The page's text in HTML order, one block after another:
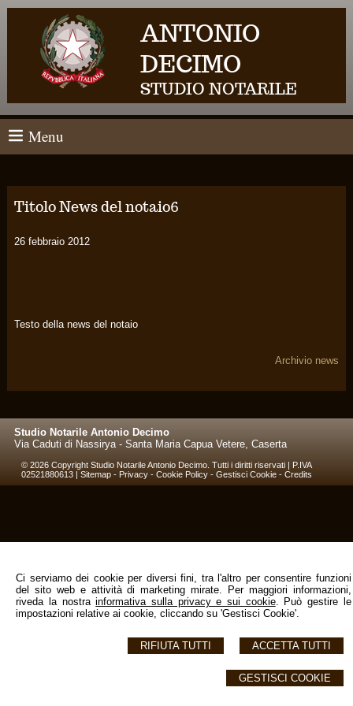
Ci serviamo dei cookie per diversi fini, tra l'altro per consentire funzioni
del sito web e attività di marketing mirate. Per maggiori informazioni,
riveda la nostrainformativa sulla privacy e sui cookie. Può gestire le
impostazioni relative ai cookie, cliccando su 'Gestisci Cookie'.
ACCETTA TUTTI
RIFIUTA TUTTI
GESTISCI COOKIE
ANTONIO
DECIMO
STUDIO NOTARILE
Menu
Titolo News del notaio6
26 febbraio 2012
Testo della news del notaio
Archivio news
Studio Notarile Antonio Decimo
Via Caduti di Nassirya - Santa Maria Capua Vetere, Caserta
© 2026 Copyright Studio Notarile Antonio Decimo. Tutti i diritti riservati | P.IVA
02521880613 | Sitemap- Privacy- Cookie Policy- Gestisci Cookie- Credits